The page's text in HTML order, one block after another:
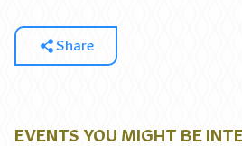
Share
EVENTS YOU MIGHT BE